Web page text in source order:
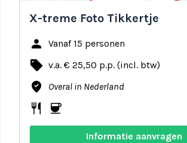
X-treme Foto Tikkertje
person Vanaf 15 personen
local_offer v.a. € 25,50 p.p. (incl. btw)
where_to_vote Overal in Nederland
restaurant coffee
Informatie aanvragen